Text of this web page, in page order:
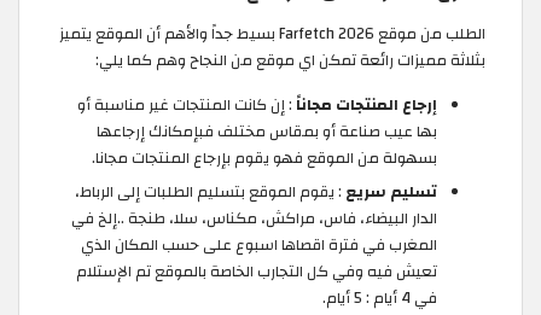
الطلب من موقع Farfetch 2026 بسيط جداً والأهم أن الموقع يتميز
بثلاثة مميزات رائعة تمكن اي موقع من النجاح وهم كما يلي:
إرجاع المنتجات مجاناً : إن كانت المنتجات غير مناسبة أو
بها عيب صناعة أو بمقاس مختلف فبإمكانك إرجاعها
بسهولة من الموقع فهو يقوم بإرجاع المنتجات مجانا.
تسليم سريع : يقوم الموقع بتسليم الطلبات إلى الرباط،
الدار البيضاء، فاس، مراكش، مكناس، سلا، طنجة ..إلخ في
المغرب في فترة اقصاها اسبوع على حسب المكان الذي
تعيش فيه وفي كل التجارب الخاصة بالموقع تم الإستلام
في 4 أيام : 5 أيام.